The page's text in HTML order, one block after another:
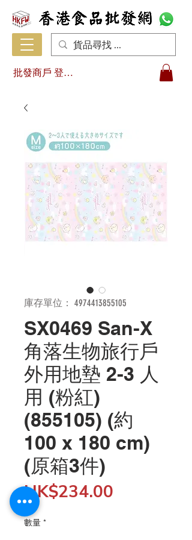
批發商戶 登入/註冊
庫存單位： 4974413855105
SX0469 San-X
角落生物旅行戶
外用地墊 2-3 人
用 (粉紅)
(855105) (約
100 x 180 cm)
(原箱3件)
HK$234.00
數量 *